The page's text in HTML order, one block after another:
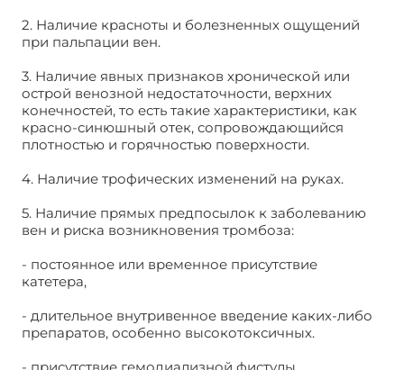
2. Наличие красноты и болезненных ощущений
при пальпации вен.
3. Наличие явных признаков хронической или
острой венозной недостаточности, верхних
конечностей, то есть такие характеристики, как
красно-синюшный отек, сопровождающийся
плотностью и горячностью поверхности.
4. Наличие трофических изменений на руках.
5. Наличие прямых предпосылок к заболеванию
вен и риска возникновения тромбоза:
- постоянное или временное присутствие
катетера,
- длительное внутривенное введение каких-либо
препаратов, особенно высокотоксичных.